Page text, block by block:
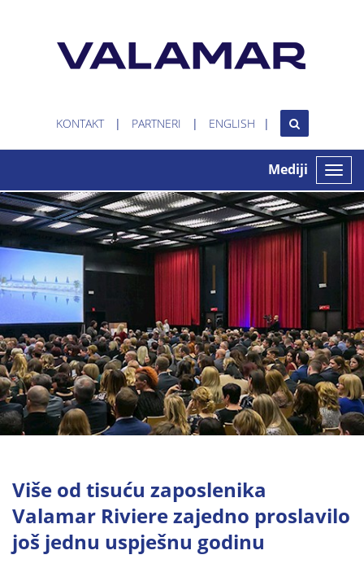
KONTAKT PARTNERI ENGLISH
Toggle
Mediji
Više od tisuću zaposlenika
Valamar Riviere zajedno proslavilo
još jednu uspješnu godinu